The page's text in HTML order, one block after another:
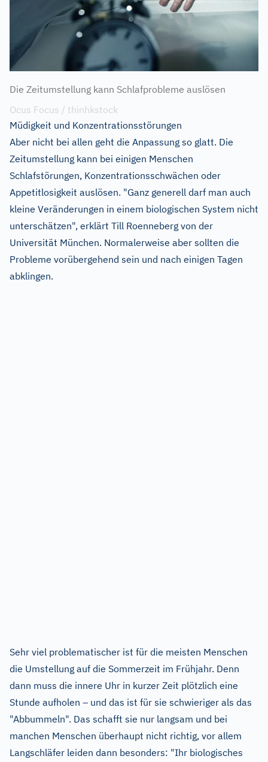
Die Zeitumstellung kann Schlafprobleme auslösen
Ocus Focus / thinhkstock
Müdigkeit und Konzentrationsstörungen
Aber nicht bei allen geht die Anpassung so glatt. Die
Zeitumstellung kann bei einigen Menschen
Schlafstörungen, Konzentrationsschwächen oder
Appetitlosigkeit auslösen. "Ganz generell darf man auch
kleine Veränderungen in einem biologischen System nicht
unterschätzen", erklärt Till Roenneberg von der
Universität München. Normalerweise aber sollten die
Probleme vorübergehend sein und nach einigen Tagen
abklingen.
Sehr viel problematischer ist für die meisten Menschen
die Umstellung auf die Sommerzeit im Frühjahr. Denn
dann muss die innere Uhr in kurzer Zeit plötzlich eine
Stunde aufholen – und das ist für sie schwieriger als das
"Abbummeln". Das schafft sie nur langsam und bei
manchen Menschen überhaupt nicht richtig, vor allem
Langschläfer leiden dann besonders: "Ihr biologisches